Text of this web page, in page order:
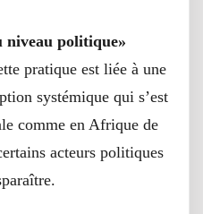
niveau politique»
pratique est liée à une
systémique qui s’est
comme en Afrique de
acteurs politiques